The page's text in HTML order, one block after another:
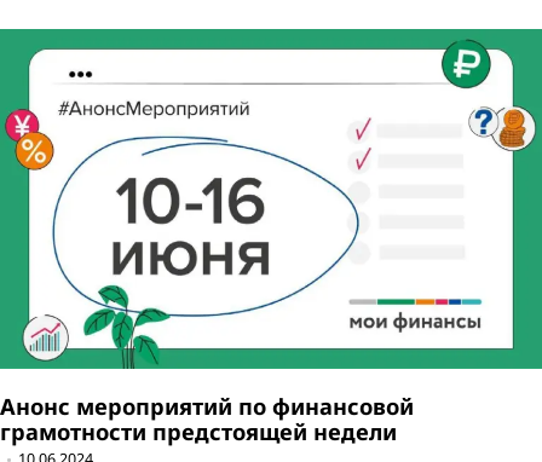
Анонс мероприятий по финансовой
грамотности предстоящей недели